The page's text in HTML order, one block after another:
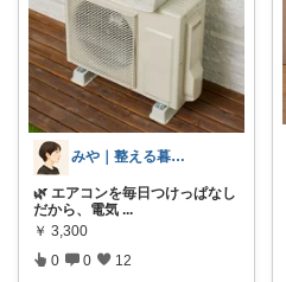
みや｜整える暮らし
🌿 エアコンを毎日つけっぱなし
だから、電気 ...
￥ 3,300
0 0 12